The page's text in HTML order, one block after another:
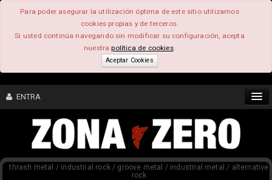
Para poder asegurar la utilización óptima de este sitio utilizamos
cookies propias y de terceros.
Si usted continúa navegando sin modificar su configuración, acepta
nuestrapolítica de cookies.
Aceptar Cookies
ENTRA
CONTENIDO
thrash metal / industrial rock / groove metal / industrial metal / alternative
rock